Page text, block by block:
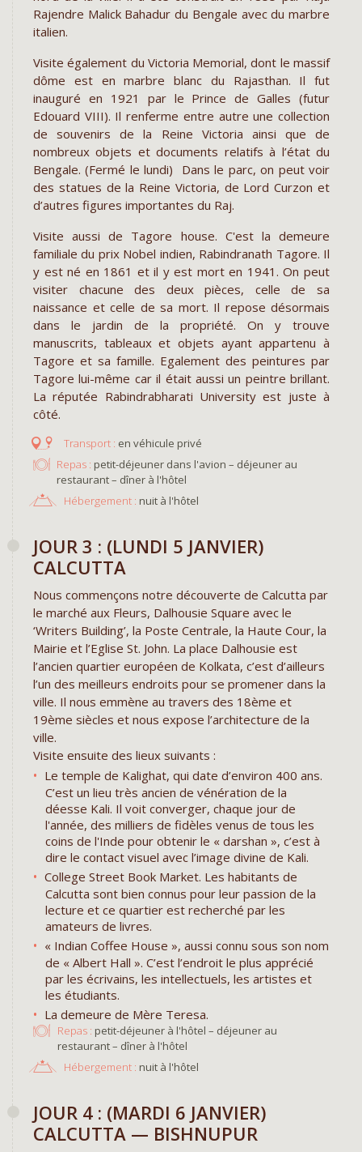
Rajendre Malick Bahadur du Bengale avec du marbre
italien.
Visite également du Victoria Memorial, dont le massif
dôme est en marbre blanc du Rajasthan. Il fut
inauguré en 1921 par le Prince de Galles (futur
Edouard VIII). Il renferme entre autre une collection
de souvenirs de la Reine Victoria ainsi que de
nombreux objets et documents relatifs à l’état du
Bengale. (Fermé le lundi) Dans le parc, on peut voir
des statues de la Reine Victoria, de Lord Curzon et
d’autres figures importantes du Raj.
Visite aussi de Tagore house. C'est la demeure
familiale du prix Nobel indien, Rabindranath Tagore. Il
y est né en 1861 et il y est mort en 1941. On peut
visiter chacune des deux pièces, celle de sa
naissance et celle de sa mort. Il repose désormais
dans le jardin de la propriété. On y trouve
manuscrits, tableaux et objets ayant appartenu à
Tagore et sa famille. Egalement des peintures par
Tagore lui-même car il était aussi un peintre brillant.
La réputée Rabindrabharati University est juste à
côté.
en véhicule privé
Repas : petit-déjeuner dans l'avion – déjeuner au
restaurant – dîner à l'hôtel
Hébergement : nuit à l'hôtel
JOUR 3 : (LUNDI 5 JANVIER)
CALCUTTA
Nous commençons notre découverte de Calcutta par
le marché aux Fleurs, Dalhousie Square avec le
‘Writers Building’, la Poste Centrale, la Haute Cour, la
Mairie et l’Eglise St. John. La place Dalhousie est
l’ancien quartier européen de Kolkata, c’est d’ailleurs
l’un des meilleurs endroits pour se promener dans la
ville. Il nous emmène au travers des 18ème et
19ème siècles et nous expose l’architecture de la
ville.
Visite ensuite des lieux suivants :
Le temple de Kalighat, qui date d’environ 400 ans.
C’est un lieu très ancien de vénération de la
déesse Kali. Il voit converger, chaque jour de
l'année, des milliers de fidèles venus de tous les
coins de l'Inde pour obtenir le « darshan », c’est à
dire le contact visuel avec l’image divine de Kali.
College Street Book Market. Les habitants de
Calcutta sont bien connus pour leur passion de la
lecture et ce quartier est recherché par les
amateurs de livres.
« Indian Coffee House », aussi connu sous son nom
de « Albert Hall ». C’est l’endroit le plus apprécié
par les écrivains, les intellectuels, les artistes et
les étudiants.
La demeure de Mère Teresa.
Repas : petit-déjeuner à l'hôtel – déjeuner au
restaurant – dîner à l'hôtel
Hébergement : nuit à l'hôtel
JOUR 4 : (MARDI 6 JANVIER)
CALCUTTA — BISHNUPUR